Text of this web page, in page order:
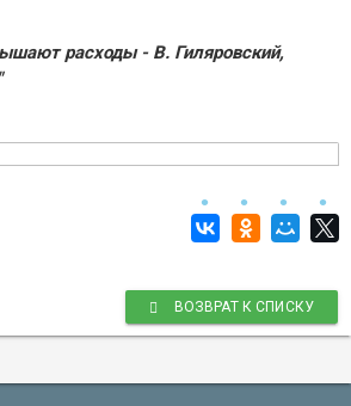
расходы - В. Гиляровский,
ВОЗВРАТ К СПИСКУ